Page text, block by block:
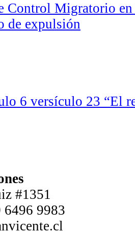
Control Migratorio
de expulsión
6 versículo 23 “El
#1351
6496 9983